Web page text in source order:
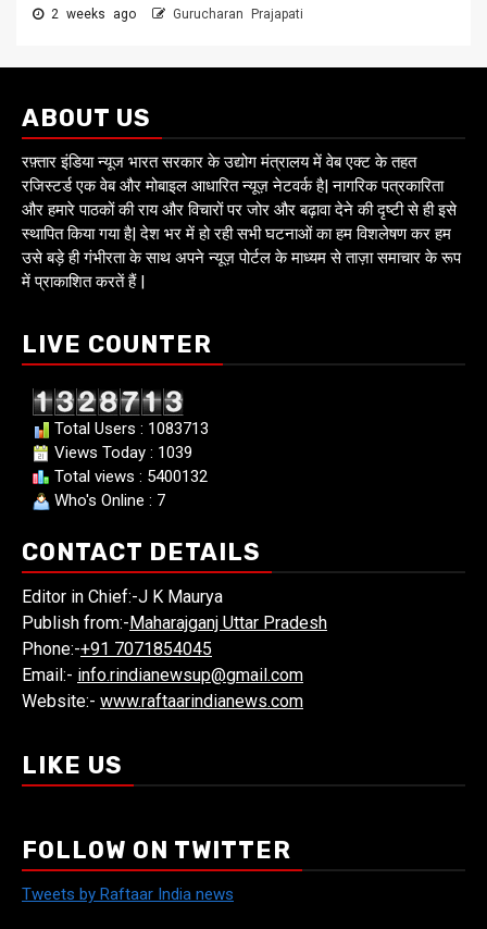
2 weeks ago Gurucharan Prajapati
ABOUT US
रफ़्तार इंडिया न्यूज भारत सरकार के उद्योग मंत्रालय में वेब एक्ट के तहत
रजिस्टर्ड एक वेब और मोबाइल आधारित न्यूज़ नेटवर्क है| नागरिक पत्रकारिता
और हमारे पाठकों की राय और विचारों पर जोर और बढ़ावा देने की दृष्टी से ही इसे
स्थापित किया गया है| देश भर में हो रही सभी घटनाओं का हम विशलेषण कर हम
उसे बड़े ही गंभीरता के साथ अपने न्यूज़ पोर्टल के माध्यम से ताज़ा समाचार के रूप
में प्राकाशित करतें हैं |
LIVE COUNTER
Total Users : 1083713
Views Today : 1039
Total views : 5400132
Who's Online : 7
CONTACT DETAILS
Editor in Chief:-J K Maurya
Publish from:-Maharajganj Uttar Pradesh
Phone:-+91 7071854045
Email:- info.rindianewsup@gmail.com
Website:- www.raftaarindianews.com
LIKE US
FOLLOW ON TWITTER
Tweets by Raftaar India news